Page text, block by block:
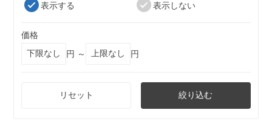
表示する
表示しない
価格
円 ～
円
リセット 絞り込む